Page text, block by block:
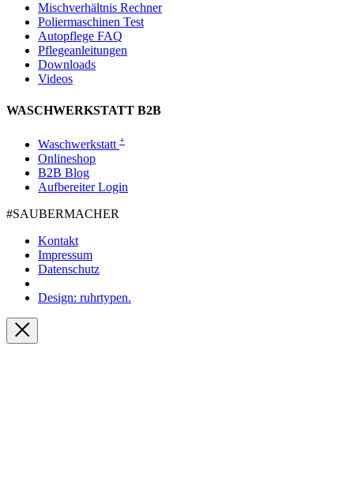
Mischverhältnis Rechner
Poliermaschinen Test
Autopflege FAQ
Pflegeanleitungen
Downloads
Videos
WASCHWERKSTATT B2B
Waschwerkstatt +
Onlineshop
B2B Blog
Aufbereiter Login
#SAUBER­MACHER
Kontakt
Impressum
Datenschutz
Design: ruhrtypen.